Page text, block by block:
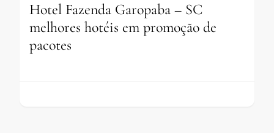
Hotel Fazenda Garopaba – SC
melhores hotéis em promoção de
pacotes